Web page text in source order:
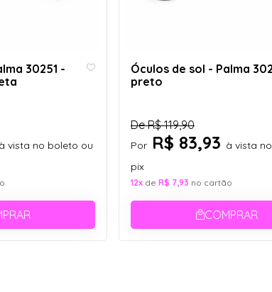
30251 -
à vista no boleto ou
Óculos de sol - Palma
preto
DeR$ 119,90
Por R$ 83,93 à vista
pix
12x de R$ 7,93 no cartão
COMPRAR